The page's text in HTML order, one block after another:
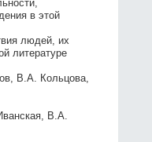
в этой
людей, их
литературе
В.А. Кольцова,
В.А.